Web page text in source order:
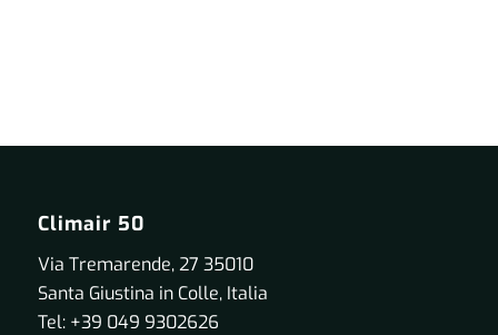
Climair 50
Via Tremarende, 27 35010
Santa Giustina in Colle, Italia
Tel: +39 049 9302626